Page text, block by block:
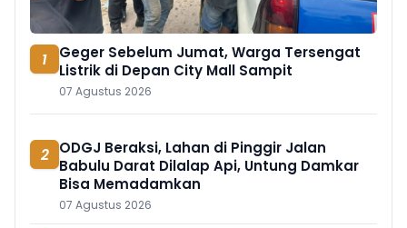
1
Geger Sebelum Jumat, Warga Tersengat
Listrik di Depan City Mall Sampit
07 Agustus 2026
2 ODGJ Beraksi, Lahan di Pinggir Jalan
Babulu Darat Dilalap Api, Untung Damkar
Bisa Memadamkan
07 Agustus 2026